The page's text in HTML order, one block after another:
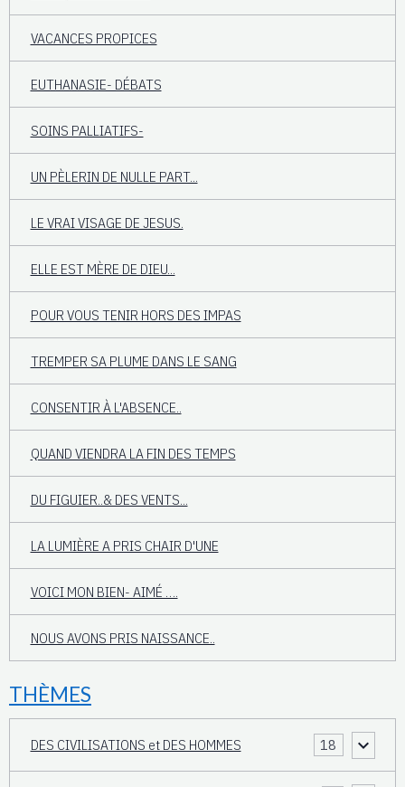
VACANCES PROPICES
EUTHANASIE- DÉBATS
SOINS PALLIATIFS-
UN PÈLERIN DE NULLE PART...
LE VRAI VISAGE DE JESUS.
ELLE EST MÈRE DE DIEU...
POUR VOUS TENIR HORS DES IMPAS
TREMPER SA PLUME DANS LE SANG
CONSENTIR À L'ABSENCE..
QUAND VIENDRA LA FIN DES TEMPS
DU FIGUIER..& DES VENTS...
LA LUMIÈRE A PRIS CHAIR D'UNE
VOICI MON BIEN- AIMÉ ….
NOUS AVONS PRIS NAISSANCE..
THÈMES
DES CIVILISATIONS et DES HOMMES 18